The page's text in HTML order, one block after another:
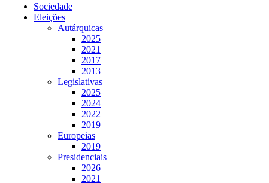
Sociedade
Eleições
Autárquicas
2025
2021
2017
2013
Legislativas
2025
2024
2022
2019
Europeias
2019
Presidenciais
2026
2021